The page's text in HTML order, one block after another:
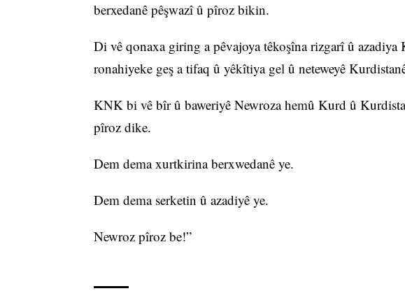
berxedanê pêşwazî û pîroz bikin.
Di vê qonaxa giring a pêvajoya têkoşîna rizgarî û
ronahiyeke geş a tifaq û yêkîtiya gel û neteweyê
KNK bi vê bîr û baweriyê Newroza hemû Kurd û
pîroz dike.
Dem dema xurtkirina berxwedanê ye.
Dem dema serketin û azadiyê ye.
Newroz pîroz be!”